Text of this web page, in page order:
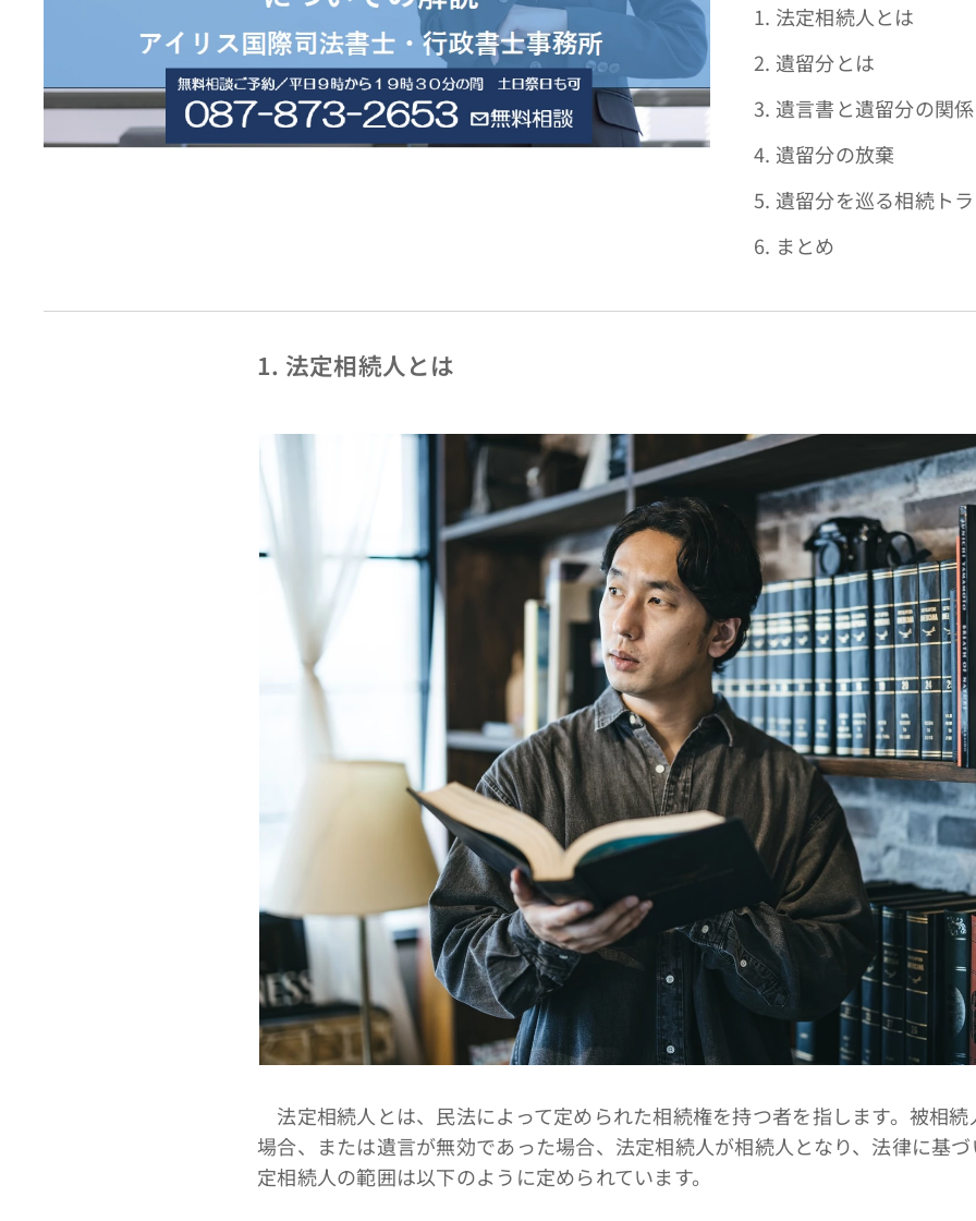
1. 法定相続人とは
2. 遺留分とは
3. 遺言書と遺留分の関係
4. 遺留分の放棄
5. 遺留分を巡る相続ト
6. まとめ
1. 法定相続人とは
法定相続人とは、民法によって定められた相続権を持つ者を指します。被相
場合、または遺言が無効であった場合、法定相続人が相続人となり、法律に基
定相続人の範囲は以下のように定められています。